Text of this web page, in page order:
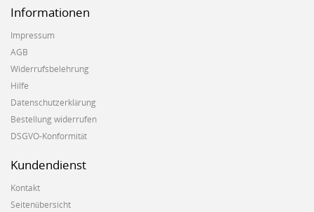
Informationen
Impressum
AGB
Widerrufsbelehrung
Hilfe
Datenschutzerklärung
Bestellung widerrufen
DSGVO-Konformität
Kundendienst
Kontakt
Seitenübersicht